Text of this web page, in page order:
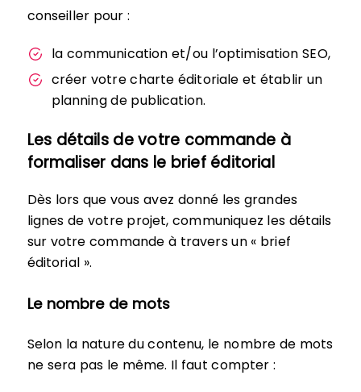
conseiller pour :
la communication et/ou l’optimisation SEO,
créer votre charte éditoriale et établir un
planning de publication.
Les détails de votre commande à
formaliser dans le brief éditorial
Dès lors que vous avez donné les grandes
lignes de votre projet, communiquez les détails
sur votre commande à travers un « brief
éditorial ».
Le nombre de mots
Selon la nature du contenu, le nombre de mots
ne sera pas le même. Il faut compter :